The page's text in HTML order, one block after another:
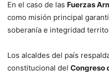
En el caso de las Fuerzas
como misión principal
soberanía e integridad
Los alcaldes del país
constitucional del Congreso